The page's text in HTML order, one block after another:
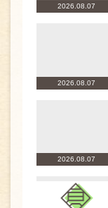
2026.08.07
2026.08.07
2026.08.07